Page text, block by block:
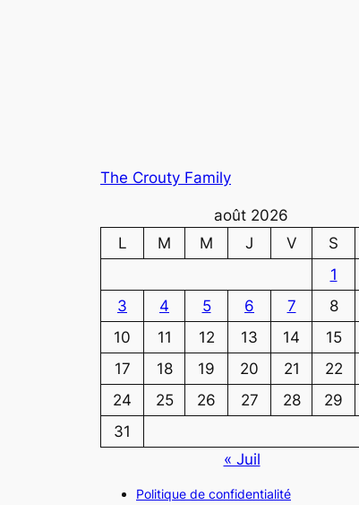
The Crouty Family
août 2026
L
M M J V S
1
3
4 5 6 7 8
10
11 12 13 14 15
17
18 19 20 21 22
24
25 26 27 28 29
31
« Juil
Politique de confidentialité